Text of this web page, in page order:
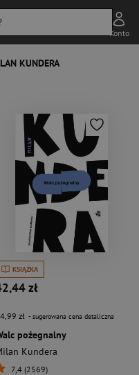
Konto
KUNDERA
KSIĄŻKA
zł
zł - sugerowana cena detaliczna
pożegnalny
Kundera
7,4 (2569)